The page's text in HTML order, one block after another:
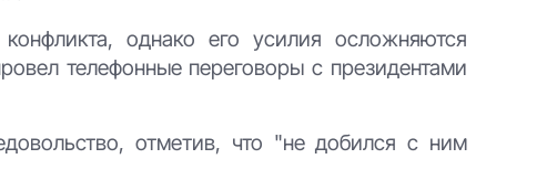
однако его усилия осложняются
телефонные переговоры с президентами
отметив, что "не добился с ним